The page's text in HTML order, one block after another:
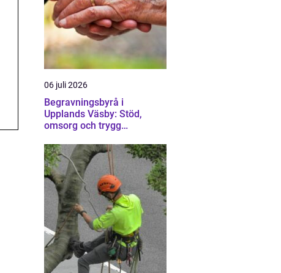
06 juli 2026
Begravningsbyrå i
Upplands Väsby: Stöd,
omsorg och trygg